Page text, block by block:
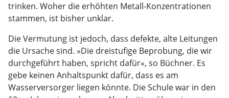
trinken. Woher die erhöhten Metall-Konzentrationen
stammen, ist bisher unklar.
Die Vermutung ist jedoch, dass defekte, alte Leitungen
die Ursache sind. »Die dreistufige Beprobung, die wir
durchgeführt haben, spricht dafür«, so Büchner. Es
gebe keinen Anhaltspunkt dafür, dass es am
Wasserversorger liegen könnte. Die Schule war in den